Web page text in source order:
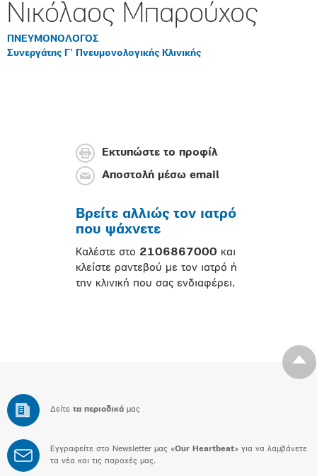
Νικόλαος Μπαρούχος
ΠΝΕΥΜΟΝΟΛΟΓΟΣ
Συνεργάτης Γ' Πνευμονολογικής Κλινικής
Εκτυπώστε το προφίλ
Αποστολή μέσω email
Βρείτε αλλιώς τον ιατρό
που ψάχνετε
Καλέστε στο 2106867000 και
κλείστε ραντεβού με τον ιατρό ή
την κλινική που σας ενδιαφέρει.
Δείτε τα περιοδικά μας
Εγγραφείτε στο Newsletter μας «Our Heartbeat» για να λαμβάνετε
τα νέα και τις παροχές μας.